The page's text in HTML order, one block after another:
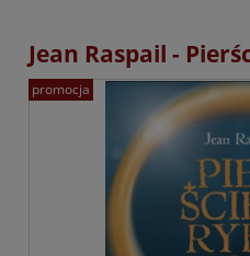
Jean Raspail -
promocja